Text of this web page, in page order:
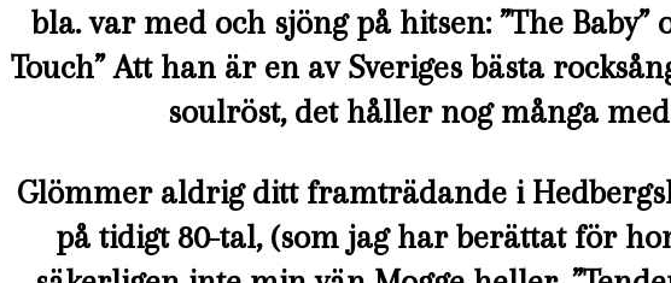
bla. var med och sjöng på hitsen: ”The Baby”
Touch” Att han är en av Sveriges bästa
soulröst, det håller nog många
Glömmer aldrig ditt framträdande i
på tidigt 80-tal, (som jag har berättat för